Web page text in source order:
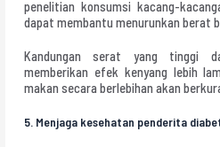
penelitian konsumsi kacang-
dapat membantu menurunkan berat
Kandungan serat yang tinggi
memberikan efek kenyang lebih
makan secara berlebihan akan
5. Menjaga kesehatan penderita